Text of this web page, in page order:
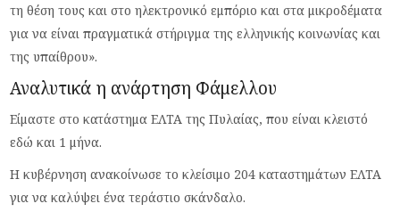
τη θέση τους και στο ηλεκτρονικό εμπόριο και στα μικροδέματα
για να είναι πραγματικά στήριγμα της ελληνικής κοινωνίας και
της υπαίθρου».
Αναλυτικά η ανάρτηση Φάμελλου
Είμαστε στο κατάστημα ΕΛΤΑ της Πυλαίας, που είναι κλειστό
εδώ και 1 μήνα.
Η κυβέρνηση ανακοίνωσε το κλείσιμο 204 καταστημάτων ΕΛΤΑ
για να καλύψει ένα τεράστιο σκάνδαλο.